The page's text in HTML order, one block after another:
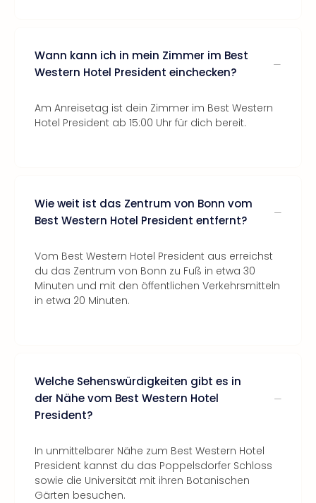
Wann kann ich in mein Zimmer im Best
Western Hotel President einchecken?
Am Anreisetag ist dein Zimmer im Best Western
Hotel President ab 15:00 Uhr für dich bereit.
Wie weit ist das Zentrum von Bonn vom
Best Western Hotel President entfernt?
Vom Best Western Hotel President aus erreichst
du das Zentrum von Bonn zu Fuß in etwa 30
Minuten und mit den öffentlichen Verkehrsmitteln
in etwa 20 Minuten.
Welche Sehenswürdigkeiten gibt es in
der Nähe vom Best Western Hotel
President?
In unmittelbarer Nähe zum Best Western Hotel
President kannst du das Poppelsdorfer Schloss
sowie die Universität mit ihren Botanischen
Gärten besuchen.